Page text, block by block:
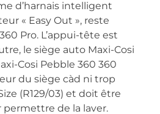
d’harnais intelligent
« Easy Out », reste
Pro. L’appui-tête est
le siège auto Maxi-Cosi
Cosi Pebble 360 360
du siège càd ni trop
(R129/03) et doit être
permettre de la laver.